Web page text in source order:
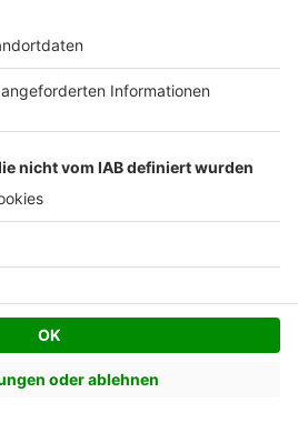
GmbH - 2026
Facebook
Twitter